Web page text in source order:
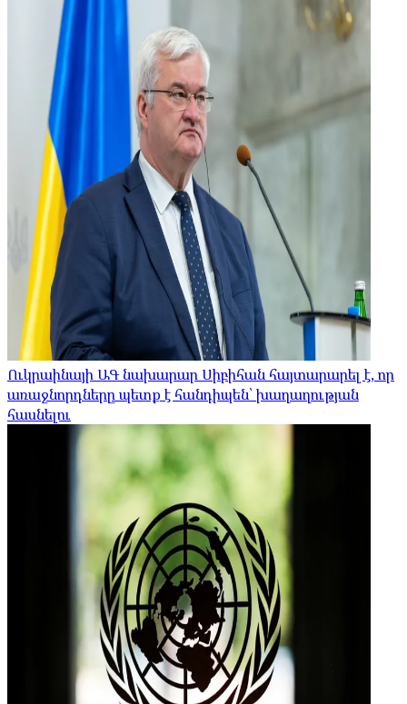
Ուկրաինայի ԱԳ նախարար Սիբիհան հայտարարել է, որ
առաջնորդները պետք է հանդիպեն՝ խաղաղության
հասնելու